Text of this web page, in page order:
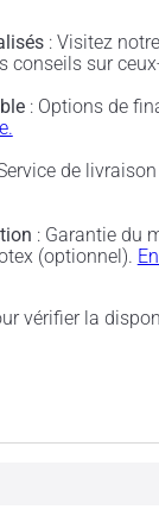
: Visitez
conseils sur
: Options de
de
: Garantie du
(optionnel).
vérifier la